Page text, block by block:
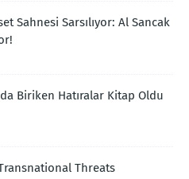
Sahnesi Sarsılıyor: Al Sancak
Biriken Hatıralar Kitap Oldu
Threats